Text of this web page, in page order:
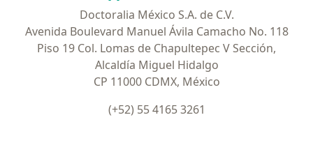
Doctoralia México S.A. de C.V.
Avenida Boulevard Manuel Ávila Camacho No. 118
Piso 19 Col. Lomas de Chapultepec V Sección,
Alcaldía Miguel Hidalgo
CP 11000 CDMX, México
(+52) 55 4165 3261